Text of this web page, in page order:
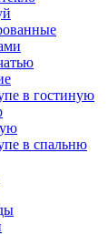
в гостиную
в спальню